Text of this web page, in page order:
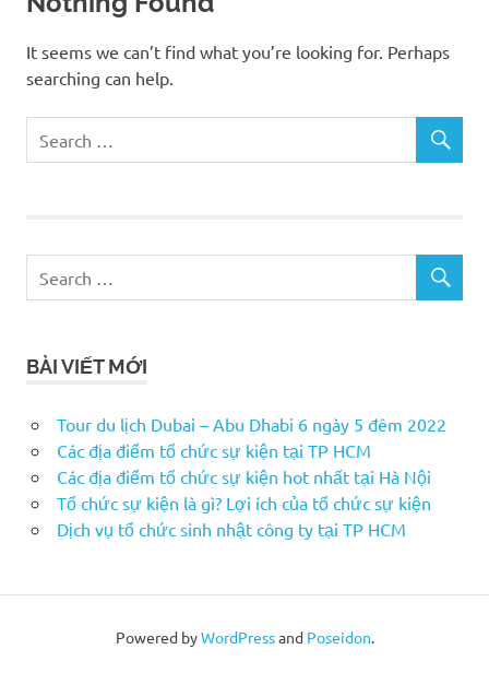
It seems we can’t find what you’re looking for. Perhaps
searching can help.
BÀI VIẾT MỚI
Tour du lịch Dubai – Abu Dhabi 6 ngày 5 đêm 2022
Các địa điểm tổ chức sự kiện tại TP HCM
Các địa điểm tổ chức sự kiện hot nhất tại Hà Nội
Tổ chức sự kiện là gì? Lợi ích của tổ chức sự kiện
Dịch vụ tổ chức sinh nhật công ty tại TP HCM
Powered byWordPressand Poseidon.